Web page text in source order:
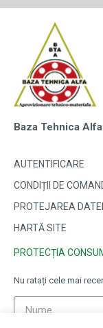
Baza Tehnica
AUTENTIFICARE
CONDIȚII DE
PROTEJAREA
HARTĂ SITE
PROTECȚIA
Nu ratați cele mai